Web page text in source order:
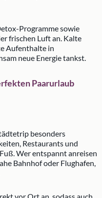
Programme sowie
frischen Luft an. Kalte
Aufenthalte in
neue Energie tankst.
Paarurlaub
besonders
Restaurants und
Wer entspannt anreisen
Bahnhof oder Flughafen,